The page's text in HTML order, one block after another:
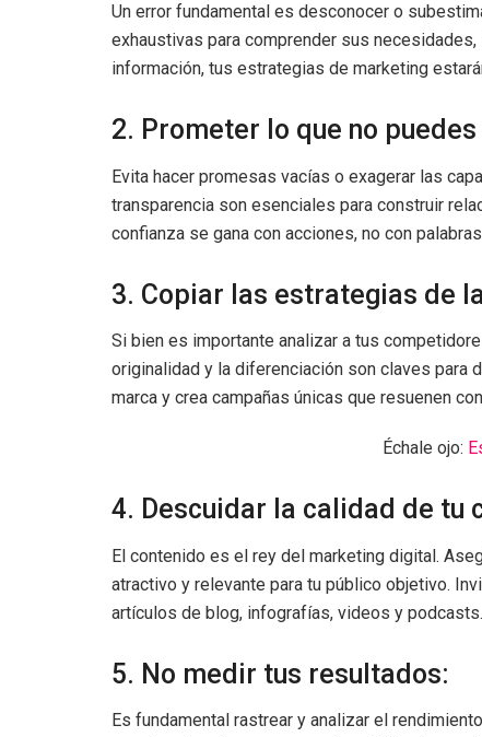
Un error fundamental es desconocer o
exhaustivas para comprender sus
información, tus estrategias de marketing
2. Prometer lo que no
Evita hacer promesas vacías o exagerar las
transparencia son esenciales para construir
confianza se gana con acciones, no con
3. Copiar las estrategias de
Si bien es importante analizar a tus
originalidad y la diferenciación son claves para
marca y crea campañas únicas que resuenen
Échale ojo:
4. Descuidar la calidad de tu
El contenido es el rey del marketing digital.
atractivo y relevante para tu público objetivo.
artículos de blog, infografías, videos y podcasts.
5. No medir tus resultados:
Es fundamental rastrear y analizar el